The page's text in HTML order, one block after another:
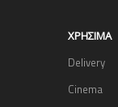
ΧΡΉΣΙΜΑ
Delivery
Cinema